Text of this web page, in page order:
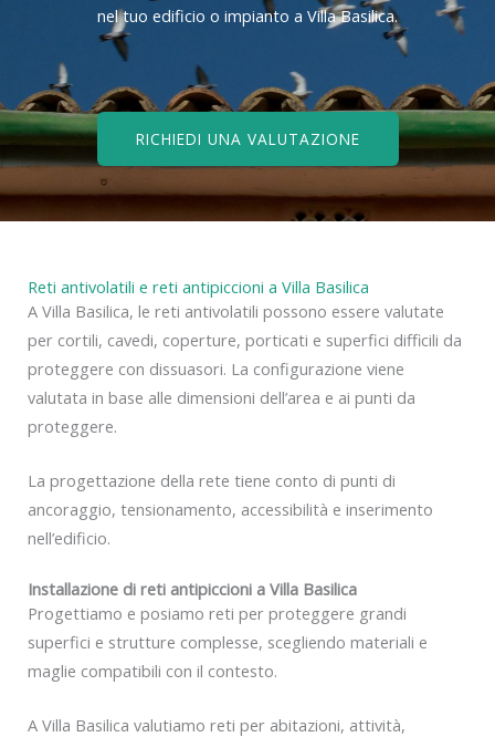
nel tuo edificio o impianto a Villa Basilica.
RICHIEDI UNA VALUTAZIONE
Reti antivolatili e reti antipiccioni a Villa Basilica
A Villa Basilica, le reti antivolatili possono essere valutate
per cortili, cavedi, coperture, porticati e superfici difficili da
proteggere con dissuasori. La configurazione viene
valutata in base alle dimensioni dell’area e ai punti da
proteggere.
La progettazione della rete tiene conto di punti di
ancoraggio, tensionamento, accessibilità e inserimento
nell’edificio.
Installazione di reti antipiccioni a Villa Basilica
Progettiamo e posiamo reti per proteggere grandi
superfici e strutture complesse, scegliendo materiali e
maglie compatibili con il contesto.
A Villa Basilica valutiamo reti per abitazioni, attività,